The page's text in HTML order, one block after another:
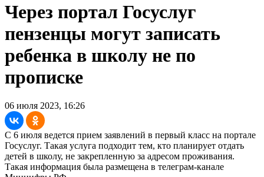
Через портал Госуслуг
пензенцы могут записать
ребенка в школу не по
прописке
06 июля 2023, 16:26
С 6 июля ведется прием заявлений в первый класс на портале
Госуслуг. Такая услуга подходит тем, кто планирует отдать
детей в школу, не закрепленную за адресом проживания.
Такая информация была размещена в телеграм-канале